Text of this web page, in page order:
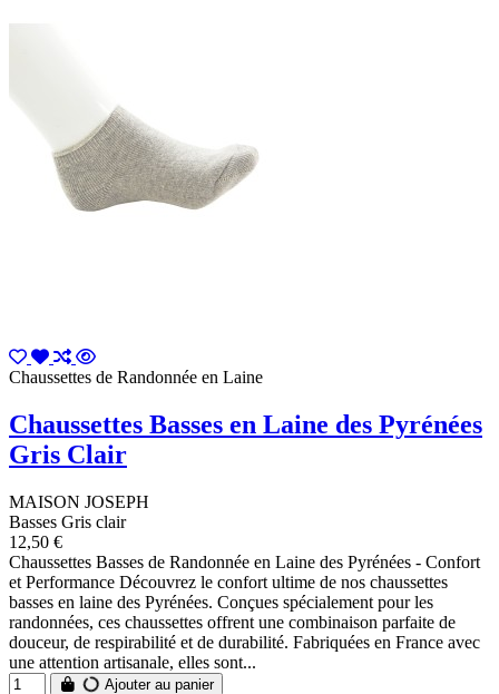
Chaussettes de Randonnée en Laine
Chaussettes Basses en Laine des Pyrénées
Gris Clair
MAISON JOSEPH
Basses Gris clair
12,50 €
Chaussettes Basses de Randonnée en Laine des Pyrénées - Confort
et Performance Découvrez le confort ultime de nos chaussettes
basses en laine des Pyrénées. Conçues spécialement pour les
randonnées, ces chaussettes offrent une combinaison parfaite de
douceur, de respirabilité et de durabilité. Fabriquées en France avec
une attention artisanale, elles sont...
Ajouter au panier